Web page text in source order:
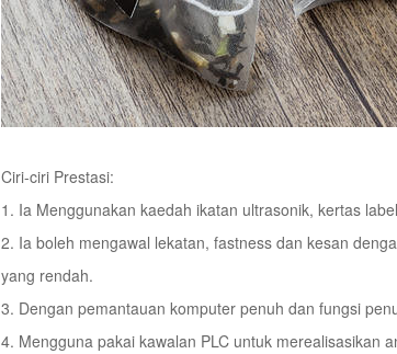
Ciri-ciri Prestasi:
1. Ia Menggunakan kaedah ikatan ultrasonik, kertas
2. Ia boleh mengawal lekatan, fastness dan kesan
yang rendah.
3. Dengan pemantauan komputer penuh dan fungsi
4. Mengguna pakai kawalan PLC untuk merealisasikan